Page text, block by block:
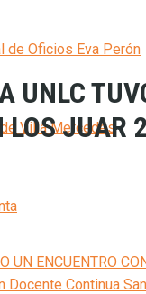
de Oficios Eva Perón
Villa Mercedes
Docente Continua
UNLC
LOS JUAR